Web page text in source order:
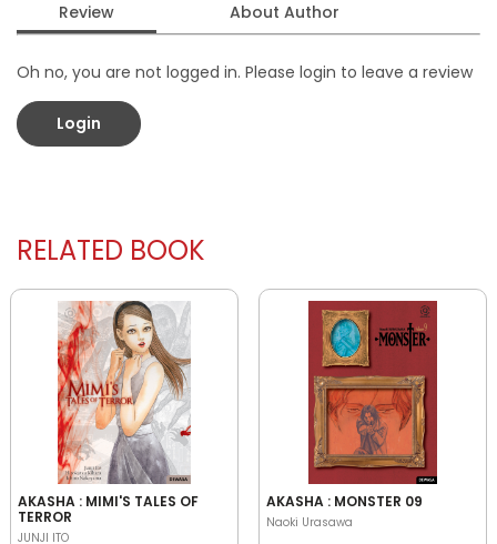
Review About Author
Oh no, you are not logged in. Please login to leave a review
Login
RELATED BOOK
AKASHA : MIMI'S TALES OF
TERROR
JUNJI ITO
AKASHA : MONSTER 09
Naoki Urasawa